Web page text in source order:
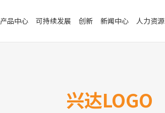
产品中心 可持续发展 创新 新闻中心 人力资源
兴达LOGO